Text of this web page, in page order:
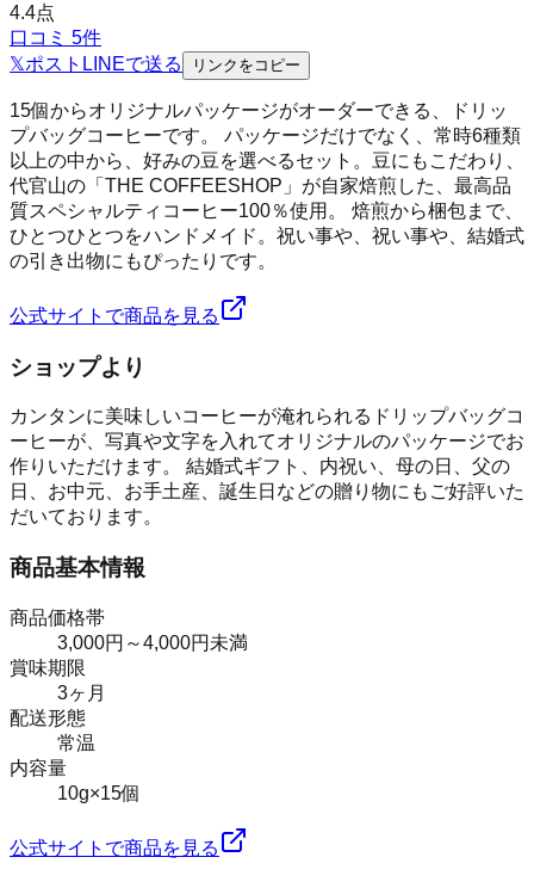
4.4点
口コミ 5件
𝕏ポスト LINEで送る リンクをコピー
15個からオリジナルパッケージがオーダーできる、ドリッ
プバッグコーヒーです。 パッケージだけでなく、常時6種類
以上の中から、好みの豆を選べるセット。豆にもこだわり、
代官山の「THE COFFEESHOP」が自家焙煎した、最高品
質スペシャルティコーヒー100％使用。 焙煎から梱包まで、
ひとつひとつをハンドメイド。祝い事や、祝い事や、結婚式
の引き出物にもぴったりです。
公式サイトで商品を見る
ショップより
カンタンに美味しいコーヒーが淹れられるドリップバッグコ
ーヒーが、写真や文字を入れてオリジナルのパッケージでお
作りいただけます。 結婚式ギフト、内祝い、母の日、父の
日、お中元、お手土産、誕生日などの贈り物にもご好評いた
だいております。
商品基本情報
商品価格帯
3,000円～4,000円未満
賞味期限
3ヶ月
配送形態
常温
内容量
10g×15個
公式サイトで商品を見る